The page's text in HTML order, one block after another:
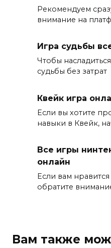
Рекомендуем
внимание на
Игра судьбы
Чтобы
судьбы без затрат
Квейк игра
Если вы хотите
навыки в Квейк,
Все игры
онлайн
Если вам
обратите
Вам также